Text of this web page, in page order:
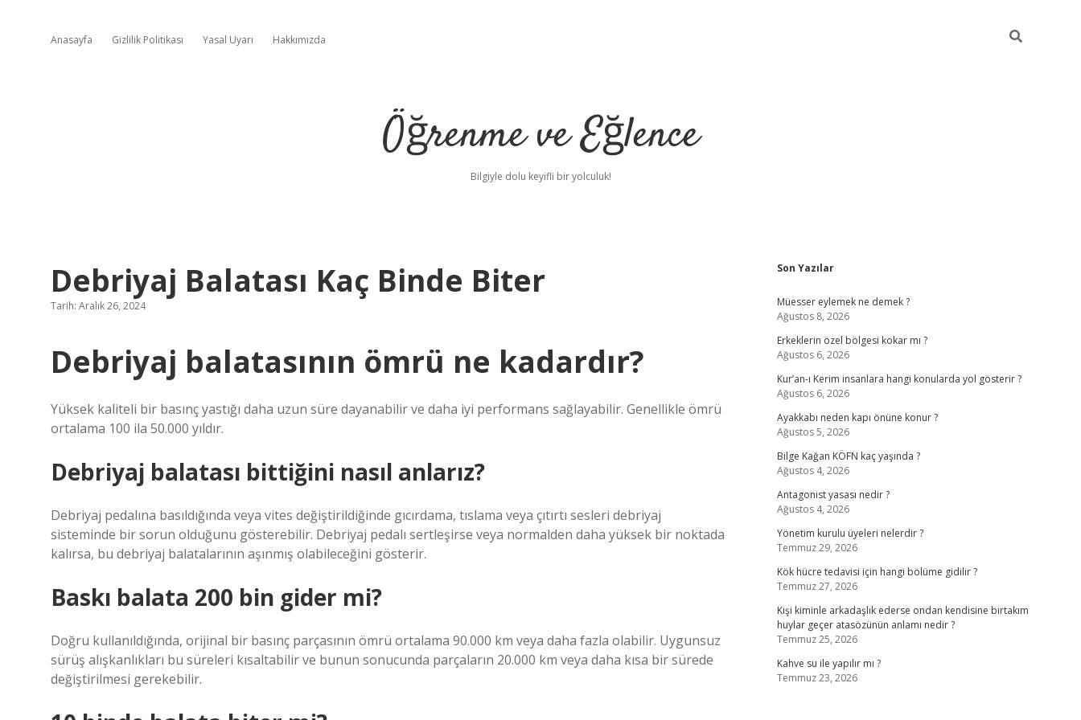
Anasayfa Gizlilik Politikası Yasal Uyarı Hakkımızda
Öğrenme ve Eğlence
Bilgiyle dolu keyifli bir yolculuk!
Debriyaj Balatası Kaç Binde Biter
Tarih: Aralık 26, 2024
Debriyaj balatasının ömrü ne kadardır?
Yüksek kaliteli bir basınç yastığı daha uzun süre dayanabilir ve daha iyi performans sağlayabilir. Genellikle ömrü
ortalama 100 ila 50.000 yıldır.
Debriyaj balatası bittiğini nasıl anlarız?
Debriyaj pedalına basıldığında veya vites değiştirildiğinde gıcırdama, tıslama veya çıtırtı sesleri debriyaj
sisteminde bir sorun olduğunu gösterebilir. Debriyaj pedalı sertleşirse veya normalden daha yüksek bir noktada
kalırsa, bu debriyaj balatalarının aşınmış olabileceğini gösterir.
Baskı balata 200 bin gider mi?
Doğru kullanıldığında, orijinal bir basınç parçasının ömrü ortalama 90.000 km veya daha fazla olabilir. Uygunsuz
sürüş alışkanlıkları bu süreleri kısaltabilir ve bunun sonucunda parçaların 20.000 km veya daha kısa bir sürede
değiştirilmesi gerekebilir.
Sidebar
Son Yazılar
Müesser eylemek ne demek ?
Ağustos 8, 2026
Erkeklerin özel bölgesi kokar mı ?
Ağustos 6, 2026
Kur’an-ı Kerim insanlara hangi konularda yol gösterir ?
Ağustos 6, 2026
Ayakkabı neden kapı önüne konur ?
Ağustos 5, 2026
Bilge Kağan KÖFN kaç yaşında ?
Ağustos 4, 2026
Antagonist yasası nedir ?
Ağustos 4, 2026
Yönetim kurulu üyeleri nelerdir ?
Temmuz 29, 2026
Kök hücre tedavisi için hangi bölüme gidilir ?
Temmuz 27, 2026
Kişi kiminle arkadaşlık ederse ondan kendisine birtakım
huylar geçer atasözünün anlamı nedir ?
Temmuz 25, 2026
Kahve su ile yapılır mı ?
Temmuz 23, 2026